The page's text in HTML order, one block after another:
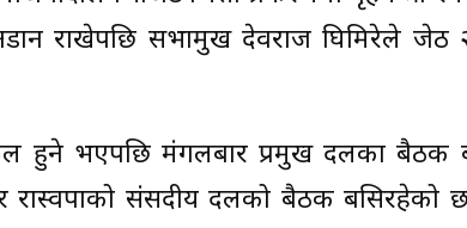
अडान राखेपछि सभामुख देवराज घिमिरेले
हुने भएपछि मंगलबार प्रमुख दलका बैठक
रास्वपाको संसदीय दलको बैठक बसिरहेको छ